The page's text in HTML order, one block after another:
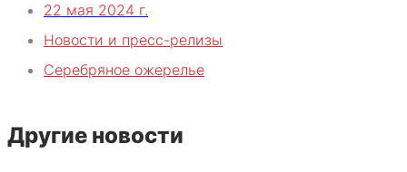
22 мая 2024 г.
Новости и пресс-релизы
Серебряное ожерелье
Другие новости